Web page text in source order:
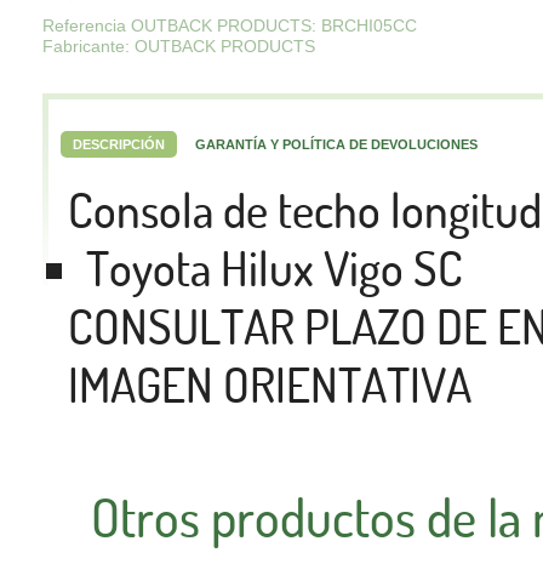
Referencia OUTBACK PRODUCTS: BRCHI05CC
Fabricante: OUTBACK PRODUCTS
DESCRIPCIÓN GARANTÍA Y POLÍTICA DE DEVOLUCIONES
Consola de techo
Toyota Hilux Vigo SC
CONSULTAR PLAZO DE
IMAGEN ORIENTATIVA
Otros productos de